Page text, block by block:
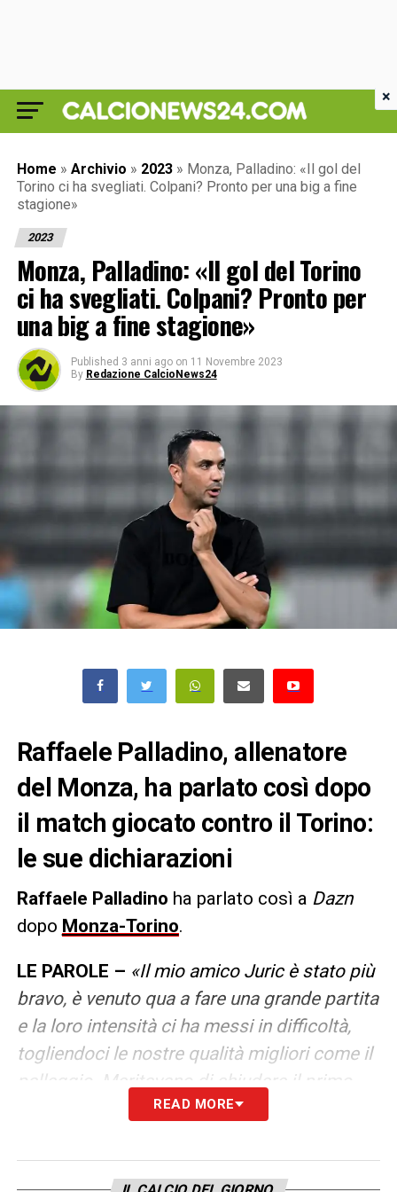
Home » Archivio » 2023 » Monza, Palladino: «Il gol del
Torino ci ha svegliati. Colpani? Pronto per una big a fine
stagione»
2023
Monza, Palladino: «Il gol del Torino
ci ha svegliati. Colpani? Pronto per
una big a fine stagione»
Published 3 anni ago on 11 Novembre 2023
By Redazione CalcioNews24
Raffaele Palladino, allenatore
del Monza, ha parlato così dopo
il match giocato contro il Torino:
le sue dichiarazioni
Raffaele Palladino ha parlato così a Dazn
dopo Monza-Torino.
LE PAROLE – «Il mio amico Juric è stato più
bravo, è venuto qua a fare una grande partita
e la loro intensità ci ha messi in difficoltà,
togliendoci le nostre qualità migliori come il
palleggio. Meritavano di chiudere il primo
tempo avanti, la loro rete è servita a
la mia squadra fare quello che abbiamo
READ MORE
×